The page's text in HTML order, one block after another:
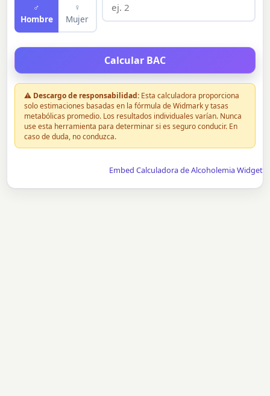
♂
Hombre
♀
Mujer
⚠ Descargo de responsabilidad:Esta calculadora proporciona
solo estimaciones basadas en la fórmula de Widmark y tasas
metabólicas promedio. Los resultados individuales varían. Nunca
use esta herramienta para determinar si es seguro conducir. En
caso de duda, no conduzca.
Embed Calculadora de Alcoholemia Widget